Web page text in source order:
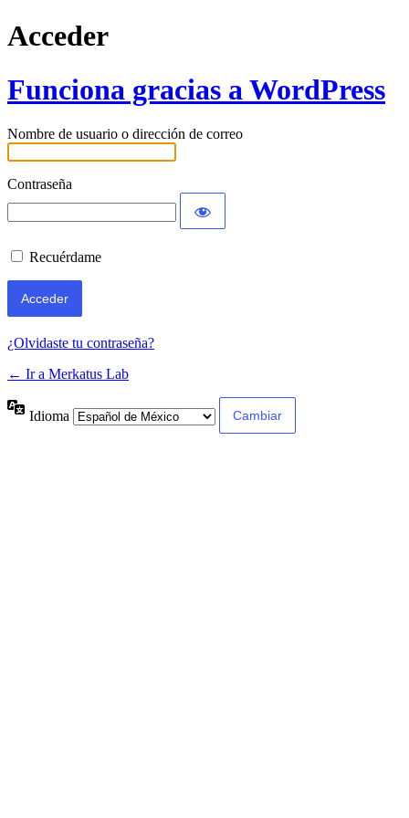
Acceder
Funciona gracias a WordPress
Nombre de usuario o dirección de correo
Contraseña
Recuérdame
¿Olvidaste tu contraseña?
← Ir a Merkatus Lab
Idioma